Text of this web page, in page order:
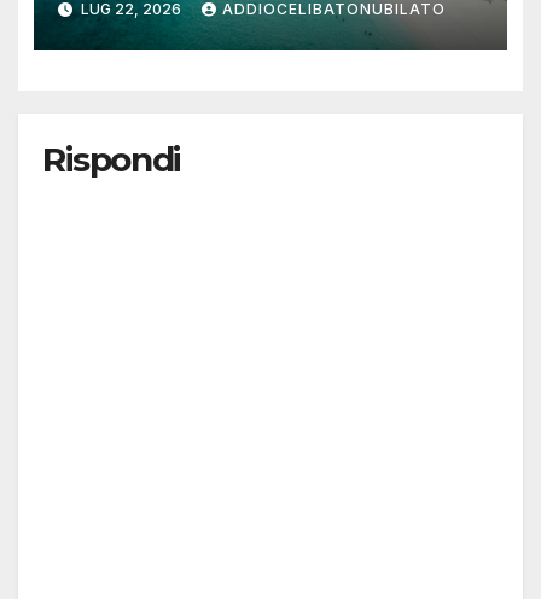
LUG 22, 2026 ADDIOCELIBATONUBILATO
Rispondi